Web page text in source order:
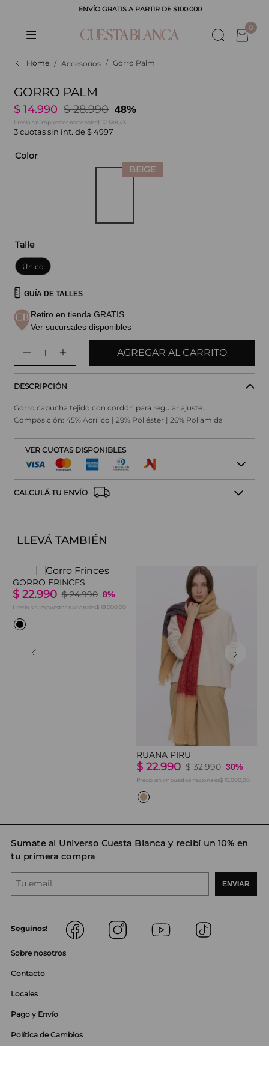
ENVÍO GRATIS A PARTIR DE $100.000
0
Accesorios Gorro Palm
GORRO PALM
$ 14.990 $ 28.990 48%
Precio sin impuestos nacionales$ 12.388,43
3 cuotas sin int. de $ 4997
Color
Talle
Único
GUÍA DE TALLES
Retiro en tienda GRATIS
Ver sucursales disponibles
AGREGAR AL CARRITO
DESCRIPCIÓN
Gorro capucha tejido con cordón para regular ajuste.
Composición: 45% Acrílico | 29% Poliéster | 26% Poliamida
VER CUOTAS DISPONIBLES
CALCULÁ TU ENVÍO
LLEVÁ TAMBIÉN
GORRO FRINCES
$ 22.990 $ 24.990 8%
Precio sin impuestos nacionales$ 19.000,00
RUANA PIRU
$ 22.990 $ 32.990 30%
Precio sin impuestos nacionales$ 19.000,00
Sumate al Universo Cuesta Blanca y recibí un 10% en
tu primera compra
ENVIAR
Seguinos!
Sobre nosotros
Contacto
Locales
Pago y Envío
Política de Cambios